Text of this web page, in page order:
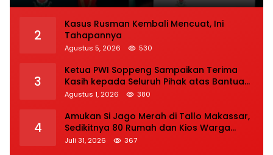
2
Kasus Rusman Kembali Mencuat, Ini
Tahapannya
Agustus 5, 2026 530
3
Ketua PWI Soppeng Sampaikan Terima
Kasih kepada Seluruh Pihak atas Bantuan
terhadap Adiknya Korban Kecelakaan
Agustus 1, 2026 380
4
Amukan Si Jago Merah di Tallo Makassar,
Sedikitnya 80 Rumah dan Kios Warga
Hangus, Pemadaman Berlangsung Tiga
Juli 31, 2026 367